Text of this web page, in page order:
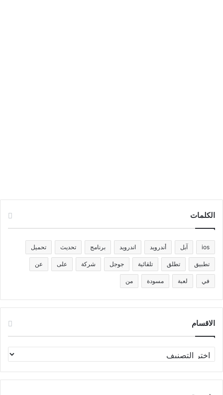
الكلمات
ios آبل أندرويد اندرويد برنامج تحديث تحميل
تطبيق تطلق تلقائية جوجل شركة على عن
في لعبة مسودة من
الاقسام
الاقسام